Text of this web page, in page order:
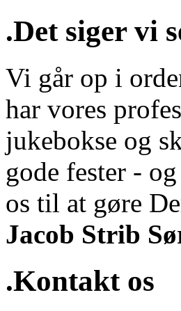
.Det siger vi
Vi går op i
har vores
jukebokse og
gode fester -
os til at gøre
Jacob Strib
.Kontakt os